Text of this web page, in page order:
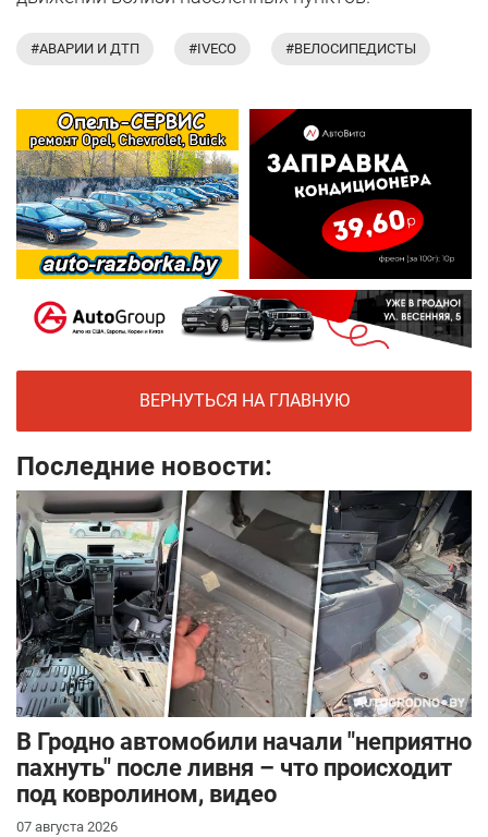
#АВАРИИ И ДТП #IVECO #ВЕЛОСИПЕДИСТЫ
ВЕРНУТЬСЯ НА ГЛАВНУЮ
Последние новости:
В Гродно автомобили начали "неприятно
пахнуть" после ливня – что происходит
под ковролином, видео
07 августа 2026